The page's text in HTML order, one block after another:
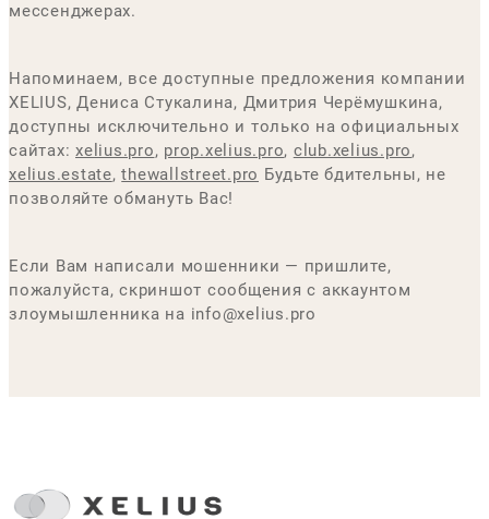
мессенджерах.
Напоминаем, все доступные предложения компании
XELIUS, Дениса Стукалина, Дмитрия Черёмушкина,
доступны исключительно и только на официальных
сайтах: xelius.pro, prop.xelius.pro, club.xelius.pro,
xelius.estate,thewallstreet.pro Будьте бдительны, не
позволяйте обмануть Вас!
Если Вам написали мошенники — пришлите,
пожалуйста, скриншот сообщения с аккаунтом
злоумышленника на info@xelius.pro